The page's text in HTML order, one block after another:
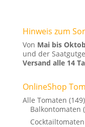
Hinweis zum
Von Mai bis
und der
Versand alle 14
OnlineShop
Alle Tomaten (149)
Balkontomaten
Cocktailtomaten